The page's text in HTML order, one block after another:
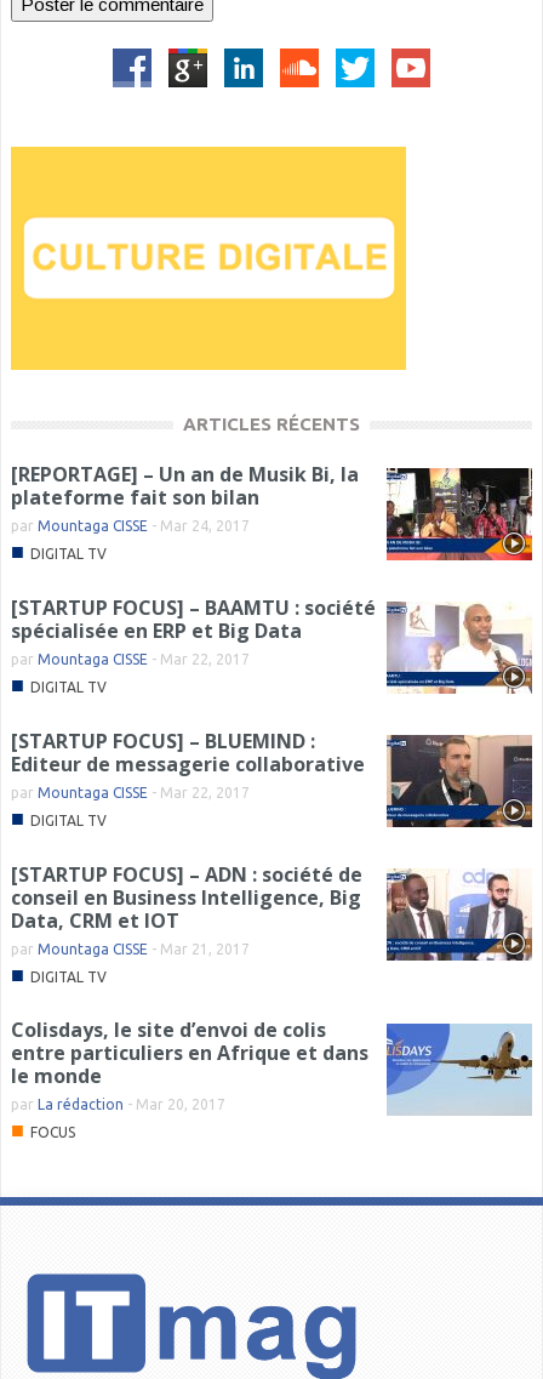
ARTICLES RÉCENTS
[REPORTAGE] – Un an de Musik Bi, la
plateforme fait son bilan
par Mountaga CISSE - Mar 24, 2017
■ DIGITAL TV
[STARTUP FOCUS] – BAAMTU : société
spécialisée en ERP et Big Data
par Mountaga CISSE - Mar 22, 2017
■ DIGITAL TV
[STARTUP FOCUS] – BLUEMIND :
Editeur de messagerie collaborative
par Mountaga CISSE - Mar 22, 2017
■ DIGITAL TV
[STARTUP FOCUS] – ADN : société de
conseil en Business Intelligence, Big
Data, CRM et IOT
par Mountaga CISSE - Mar 21, 2017
■ DIGITAL TV
Colisdays, le site d’envoi de colis
entre particuliers en Afrique et dans
le monde
par La rédaction - Mar 20, 2017
■ FOCUS